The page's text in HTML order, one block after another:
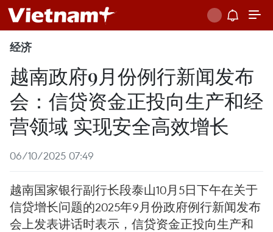
经济
越南政府9月份例行新闻发布
会：信贷资金正投向生产和经
营领域 实现安全高效增长
06/10/2025 07:49
越南国家银行副行长段泰山10月5日下午在关于
信贷增长问题的2025年9月份政府例行新闻发布
会上发表讲话时表示，信贷资金正投向生产和